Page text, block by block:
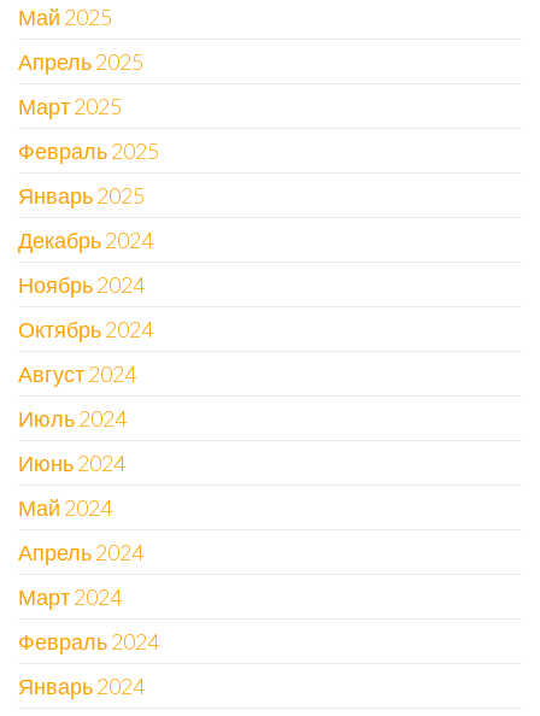
Май 2025
Апрель 2025
Март 2025
Февраль 2025
Январь 2025
Декабрь 2024
Ноябрь 2024
Октябрь 2024
Август 2024
Июль 2024
Июнь 2024
Май 2024
Апрель 2024
Март 2024
Февраль 2024
Январь 2024